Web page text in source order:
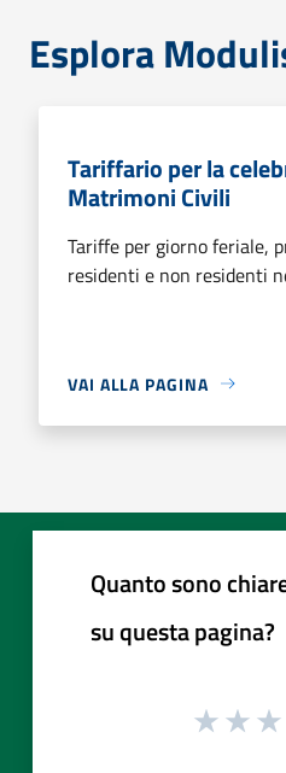
Esplora
Tariffario per la
Matrimoni Civili
Tariffe per giorno feriale,
residenti e non residenti
VAI ALLA PAGINA
Quanto sono
su questa pagina?